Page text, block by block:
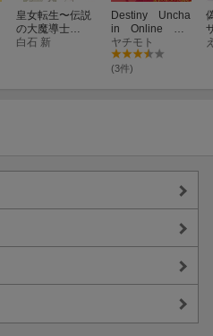
皇女転生〜伝説
の大魔導士
（♂）、姫騎士
白石 新
Destiny Uncha
in Online 〜
吸血鬼少女とな
って、やがて
『赤の魔王』と
ヤチモト
(3件)